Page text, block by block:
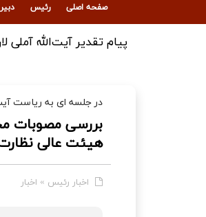
صفحه اصلی رئیس دبیر
پیام تقدیر آیت‌الله آملی
در جلسه ای به ریاست
بررسی مصوبات
هیئت عالی
اخبار رئیس » اخبار